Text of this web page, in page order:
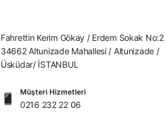
Fahrettin Kerim Gökay / Erdem Sokak No:2
34662 Altunizade Mahallesi / Altunizade /
Üsküdar/ İSTANBUL
Müşteri Hizmetleri
0216 232 22 06